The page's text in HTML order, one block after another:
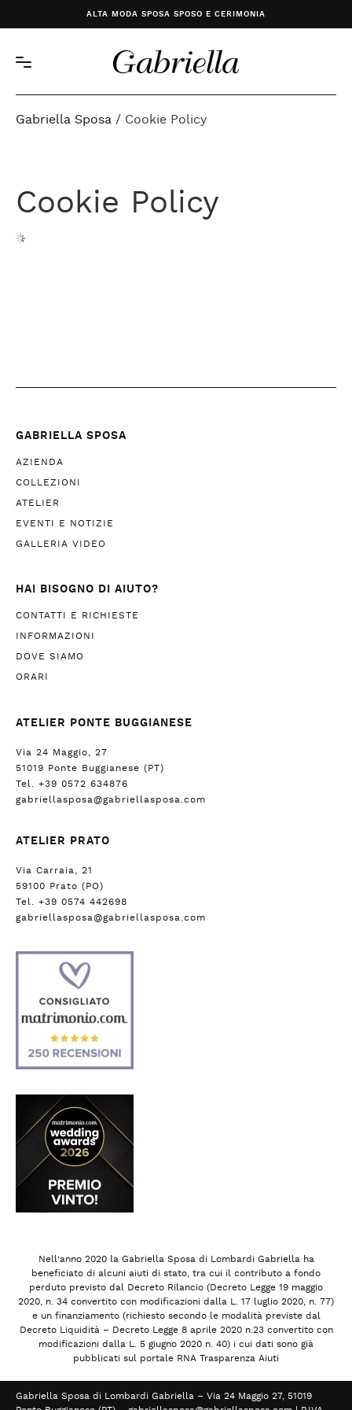
ALTA MODA SPOSA SPOSO E CERIMONIA
Gabriella Sposa / Cookie Policy
Cookie Policy
GABRIELLA SPOSA
AZIENDA
COLLEZIONI
ATELIER
EVENTI E NOTIZIE
GALLERIA VIDEO
HAI BISOGNO DI AIUTO?
CONTATTI E RICHIESTE
INFORMAZIONI
DOVE SIAMO
ORARI
ATELIER PONTE BUGGIANESE
Via 24 Maggio, 27
51019 Ponte Buggianese (PT)
Tel. +39 0572 634876
gabriellasposa@gabriellasposa.com
ATELIER PRATO
Via Carraia, 21
59100 Prato (PO)
Tel. +39 0574 442698
gabriellasposa@gabriellasposa.com
Nell’anno 2020 la Gabriella Sposa di Lombardi Gabriella ha
beneficiato di alcuni aiuti di stato, tra cui il contributo a fondo
perduto previsto dal Decreto Rilancio (Decreto Legge 19 maggio
2020, n. 34 convertito con modificazioni dalla L. 17 luglio 2020, n. 77)
e un finanziamento (richiesto secondo le modalità previste dal
Decreto Liquidità – Decreto Legge 8 aprile 2020 n.23 convertito con
modificazioni dalla L. 5 giugno 2020 n. 40) i cui dati sono già
pubblicati sul portale RNA Trasparenza Aiuti
Gabriella Sposa di Lombardi Gabriella – Via 24 Maggio 27, 51019